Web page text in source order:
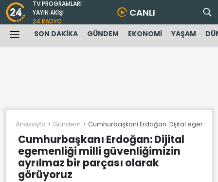
TV PROGRAMLARI
YAYIN AKIŞI
24 RADYO
CANLI
SON DAKİKA GÜNDEM EKONOMİ YAŞAM
Anasayfa Gundem Cumhurbaşkanı Erdoğan: Dijital
Cumhurbaşkanı Erdoğan: Dijital
egemenliği milli güvenliğimizin
ayrılmaz bir parçası olarak
görüyoruz